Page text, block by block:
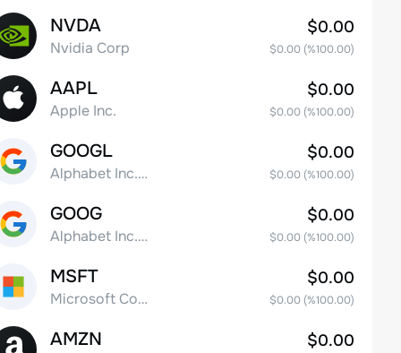
NVDA
Nvidia Corp
$0.00
$0.00(%100.00)
AAPL
Apple Inc.
$0.00
$0.00(%100.00)
GOOGL
Alphabet Inc. Class A Common Stock
$0.00
$0.00(%100.00)
GOOG
Alphabet Inc. Class C Capital Stock
$0.00
$0.00(%100.00)
MSFT
Microsoft Corp
$0.00
$0.00(%100.00)
AMZN $0.00